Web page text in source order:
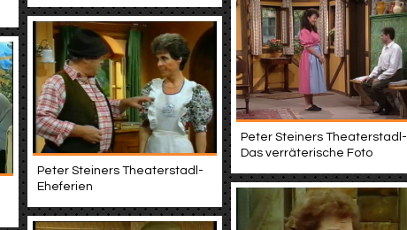
Peter Steiners Theaterstadl-
Das verräterische Foto
Peter Steiners Theaterstadl-
Eheferien